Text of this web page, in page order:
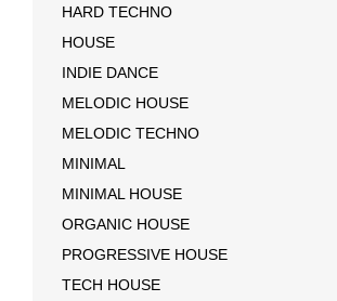
HARD TECHNO
HOUSE
INDIE DANCE
MELODIC HOUSE
MELODIC TECHNO
MINIMAL
MINIMAL HOUSE
ORGANIC HOUSE
PROGRESSIVE HOUSE
TECH HOUSE